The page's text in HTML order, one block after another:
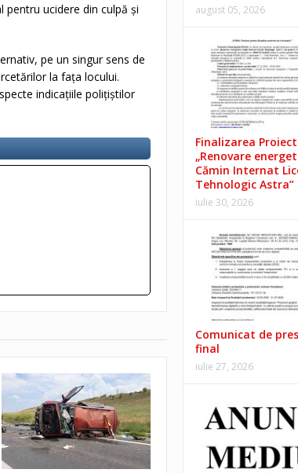
pentru ucidere din culpă și
pe un singur sens de
la fața locului.
indicațiile polițiștilor
august 05, 2026
Finalizarea
„Renovare
Cămin Internat
Tehnologic Astra”
iulie 30, 2026
Comunicat de
final
iulie 27, 2026